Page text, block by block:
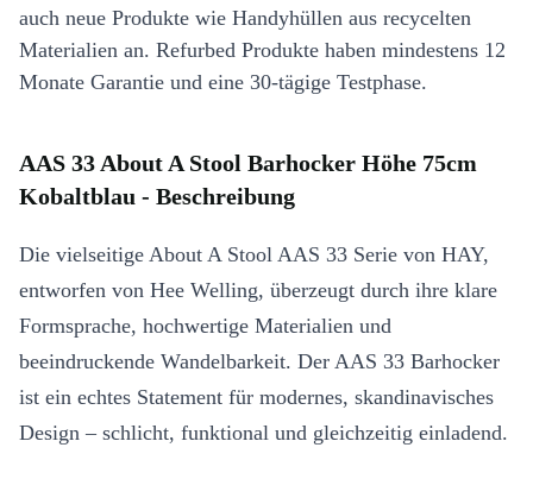
auch neue Produkte wie Handyhüllen aus recycelten
Materialien an. Refurbed Produkte haben mindestens 12
Monate Garantie und eine 30-tägige Testphase.
AAS 33 About A Stool Barhocker Höhe 75cm
Kobaltblau - Beschreibung
Die vielseitige About A Stool AAS 33 Serie von HAY,
entworfen von Hee Welling, überzeugt durch ihre klare
Formsprache, hochwertige Materialien und
beeindruckende Wandelbarkeit. Der AAS 33 Barhocker
ist ein echtes Statement für modernes, skandinavisches
Design – schlicht, funktional und gleichzeitig einladend.